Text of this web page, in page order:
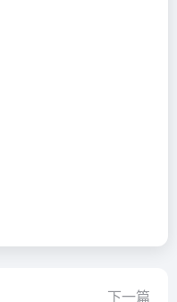
下一篇